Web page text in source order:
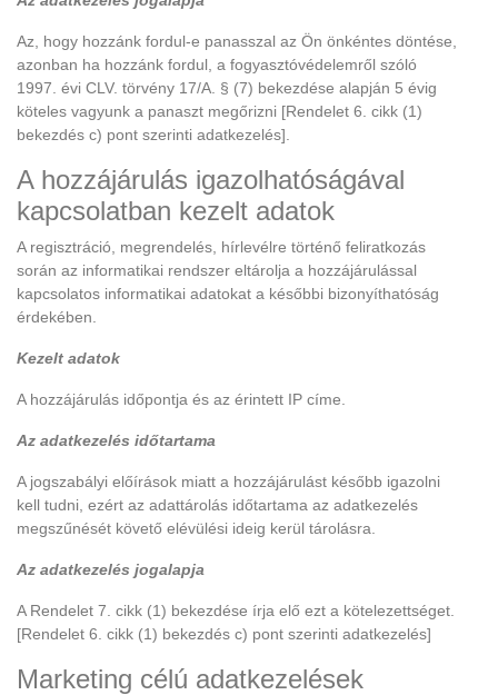
Az, hogy hozzánk fordul-e panasszal az Ön önkéntes döntése,
azonban ha hozzánk fordul, a fogyasztóvédelemről szóló
1997. évi CLV. törvény 17/A. § (7) bekezdése alapján 5 évig
köteles vagyunk a panaszt megőrizni [Rendelet 6. cikk (1)
bekezdés c) pont szerinti adatkezelés].
A hozzájárulás igazolhatóságával
kapcsolatban kezelt adatok
A regisztráció, megrendelés, hírlevélre történő feliratkozás
során az informatikai rendszer eltárolja a hozzájárulással
kapcsolatos informatikai adatokat a későbbi bizonyíthatóság
érdekében.
Kezelt adatok
A hozzájárulás időpontja és az érintett IP címe.
Az adatkezelés időtartama
A jogszabályi előírások miatt a hozzájárulást később igazolni
kell tudni, ezért az adattárolás időtartama az adatkezelés
megszűnését követő elévülési ideig kerül tárolásra.
Az adatkezelés jogalapja
A Rendelet 7. cikk (1) bekezdése írja elő ezt a kötelezettséget.
[Rendelet 6. cikk (1) bekezdés c) pont szerinti adatkezelés]
Marketing célú adatkezelések